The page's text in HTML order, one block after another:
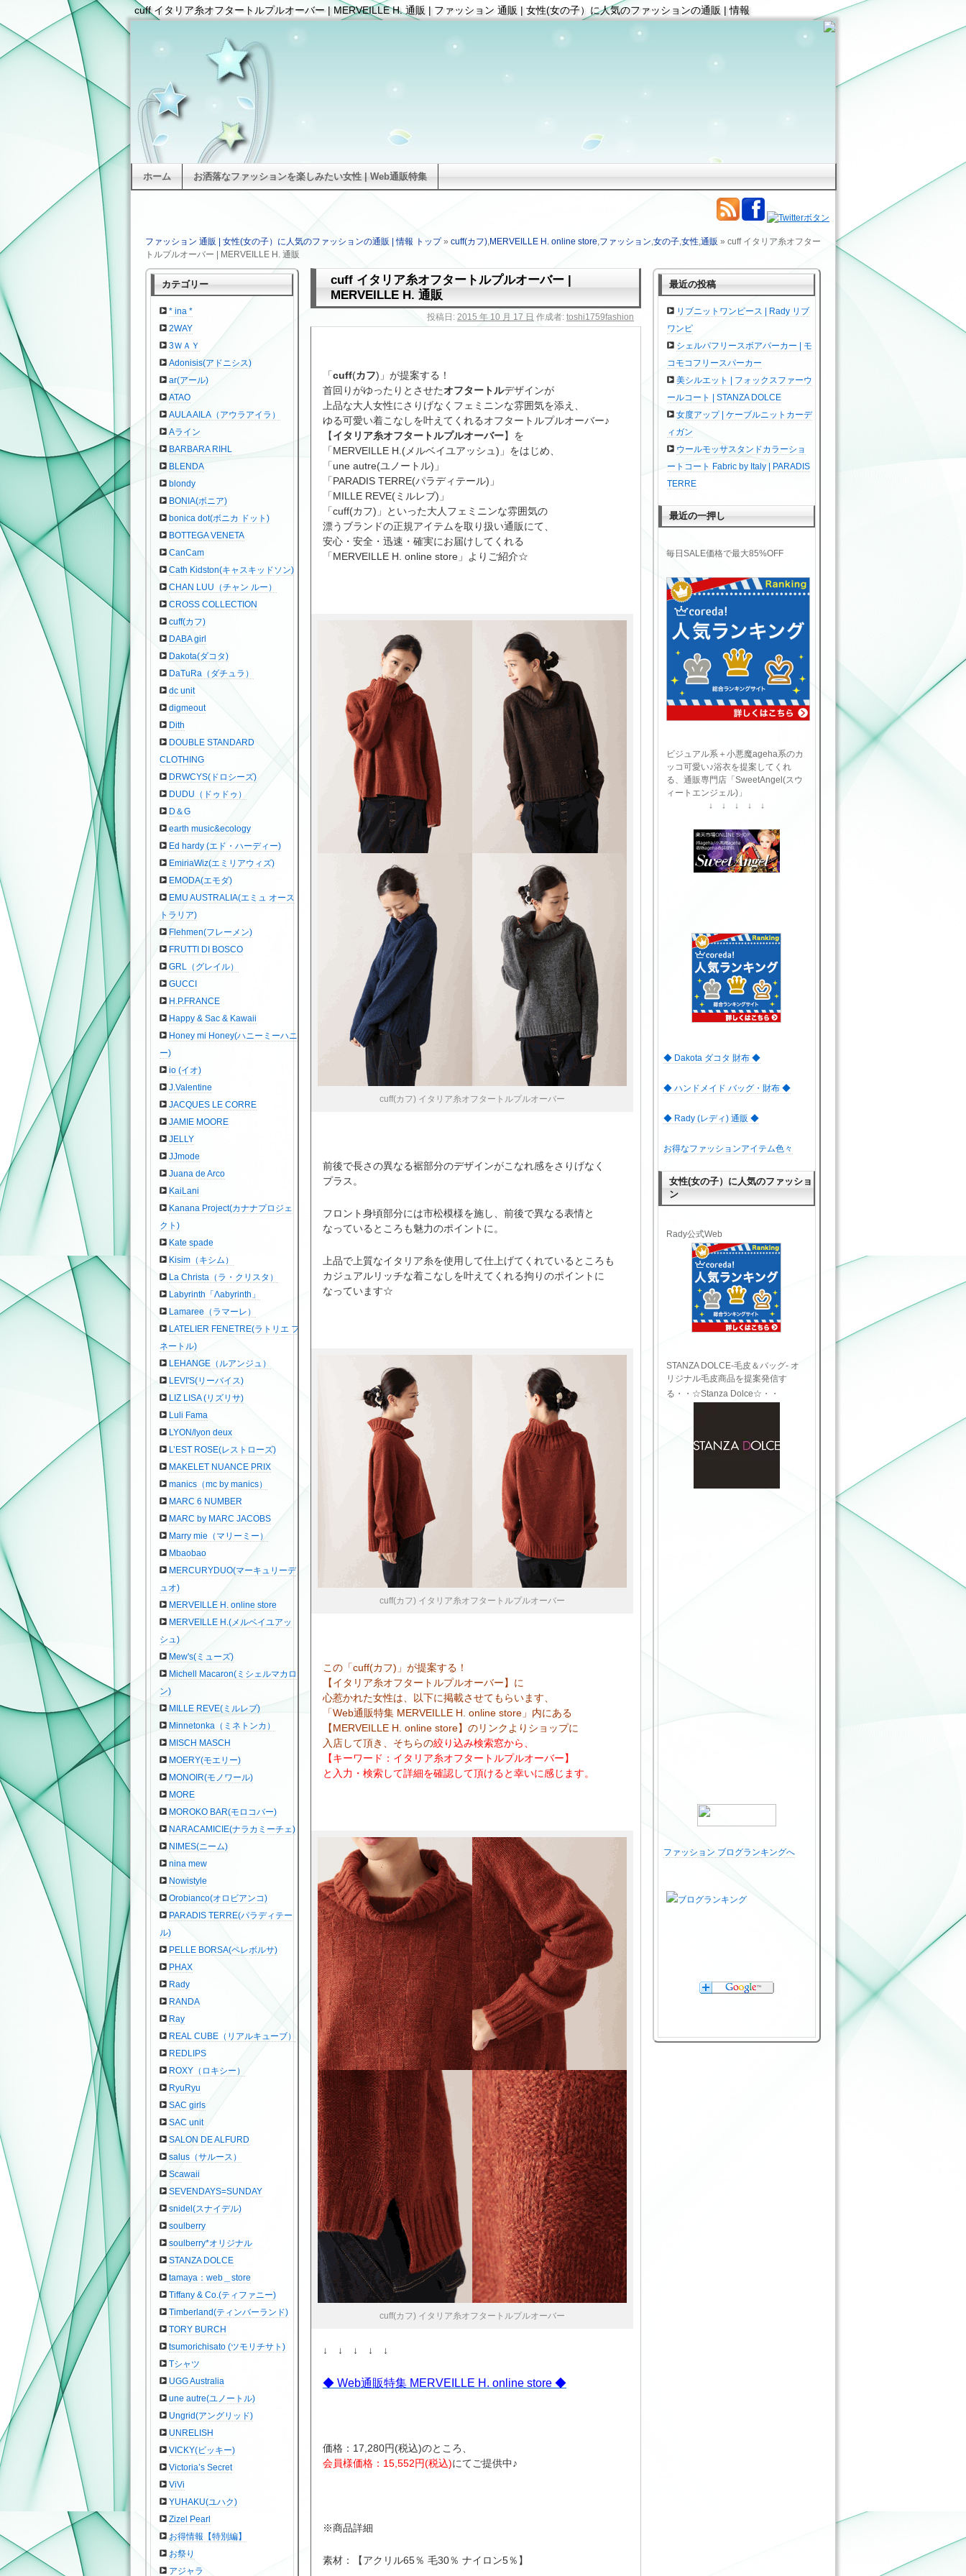
cuff イタリア糸オフタートルプルオーバー | MERVEILLE H. 通販 | ファッション 通販 | 女性(女の子）に人気のファッションの通販 | 情報
ファッション 通販 | 女性(女の子）に人気のファッションの通販 | 情報 トップ» cuff(カフ),MERVEILLE H. online store,ファッション,女の子,女性,通販 » cuff イタリア糸オフター
トルプルオーバー | MERVEILLE H. 通販
cuff イタリア糸オフタートルプルオーバー |
MERVEILLE H. 通販
投稿日: 2015 年 10 月 17 日 作成者: toshi1759fashion
「cuff(カフ)」が提案する！
首回りがゆったりとさせたオフタートルデザインが
上品な大人女性にさりげなくフェミニンな雰囲気を添え、
ゆる可愛い着こなしを叶えてくれるオフタートルプルオーバー♪
【イタリア糸オフタートルプルオーバー】を
「MERVEILLE H.(メルベイユアッシュ)」をはじめ、
「une autre(ユノートル)」
「PARADIS TERRE(パラディテール)」
「MILLE REVE(ミルレブ)」
「cuff(カフ)」といった大人フェミニンな雰囲気の
漂うブランドの正規アイテムを取り扱い通販にて、
安心・安全・迅速・確実にお届けしてくれる
「MERVEILLE H. online store」よりご紹介☆
cuff(カフ) イタリア糸オフタートルプルオーバー
前後で長さの異なる裾部分のデザインがこなれ感をさりげなく
プラス。
フロント身頃部分には市松模様を施し、前後で異なる表情と
なっているところも魅力のポイントに。
上品で上質なイタリア糸を使用して仕上げてくれているところも
カジュアルリッチな着こなしを叶えてくれる拘りのポイントに
なっています☆
cuff(カフ) イタリア糸オフタートルプルオーバー
この「cuff(カフ)」が提案する！
【イタリア糸オフタートルプルオーバー】に
心惹かれた女性は、以下に掲載させてもらいます、
「Web通販特集 MERVEILLE H. online store」内にある
【MERVEILLE H. online store】のリンクよりショップに
入店して頂き、そちらの絞り込み検索窓から、
【キーワード：イタリア糸オフタートルプルオーバー】
と入力・検索して詳細を確認して頂けると幸いに感じます。
cuff(カフ) イタリア糸オフタートルプルオーバー
↓ ↓ ↓ ↓ ↓
◆ Web通販特集 MERVEILLE H. online store ◆
価格：17,280円(税込)のところ、
会員様価格：15,552円(税込)にてご提供中♪
※商品詳細
素材：【アクリル65％ 毛30％ ナイロン5％】
最近の投稿
リブニットワンピース | Rady リブ
ワンピ
シェルパフリースボアパーカー | モ
コモコフリースパーカー
美シルエット | フォックスファーウ
ールコート | STANZA DOLCE
女度アップ | ケーブルニットカーデ
ィガン
ウールモッサスタンドカラーショ
ートコート Fabric by Italy | PARADIS
TERRE
最近の一押し
毎日SALE価格で最大85%OFF
ビジュアル系＋小悪魔ageha系のカ
ッコ可愛い♪浴衣を提案してくれ
る、通販専門店「SweetAngel(スウ
ィートエンジェル)」
↓ ↓ ↓ ↓ ↓
◆ Dakota ダコタ 財布 ◆
◆ ハンドメイド バッグ・財布 ◆
◆ Rady (レディ) 通販 ◆
お得なファッションアイテム色々
女性(女の子）に人気のファッショ
ン
Rady公式Web
STANZA DOLCE-毛皮＆バッグ- オ
リジナル毛皮商品を提案発信す
る・・☆Stanza Dolce☆・・
ファッション ブログランキングへ
カテゴリー
* ina *
2WAY
3ＷＡＹ
Adonisis(アドニシス)
ar(アール)
ATAO
AULA AILA（アウラアイラ）
Aライン
BARBARA RIHL
BLENDA
blondy
BONIA(ボニア)
bonica dot(ボニカ ドット)
BOTTEGA VENETA
CanCam
Cath Kidston(キャスキッドソン)
CHAN LUU（チャン ルー）
CROSS COLLECTION
cuff(カフ)
DABA girl
Dakota(ダコタ)
DaTuRa（ダチュラ）
dc unit
digmeout
Dith
DOUBLE STANDARD
CLOTHING
DRWCYS(ドロシーズ)
DUDU（ドゥドゥ）
D＆G
earth music&ecology
Ed hardy (エド・ハーディー)
EmiriaWiz(エミリアウィズ)
EMODA(エモダ)
EMU AUSTRALIA(エミュ オース
トラリア)
Flehmen(フレーメン)
FRUTTI DI BOSCO
GRL（グレイル）
GUCCI
H.P.FRANCE
Happy & Sac & Kawaii
Honey mi Honey(ハニーミーハニ
ー)
io (イオ)
J.Valentine
JACQUES LE CORRE
JAMIE MOORE
JELLY
JJmode
Juana de Arco
KaiLani
Kanana Project(カナナプロジェ
クト)
Kate spade
Kisim（キシム）
La Christa（ラ・クリスタ）
Labyrinth「Λabyrinth」
Lamaree（ラマーレ）
LATELIER FENETRE(ラトリエ フ
ネートル)
LEHANGE（ルアンジュ）
LEVI'S(リーバイス)
LIZ LISA (リズリサ)
Luli Fama
LYON/lyon deux
L’EST ROSE(レストローズ)
MAKELET NUANCE PRIX
manics（mc by manics）
MARC 6 NUMBER
MARC by MARC JACOBS
Marry mie（マリーミー）
Mbaobao
MERCURYDUO(マーキュリーデ
ュオ)
MERVEILLE H. online store
MERVEILLE H.(メルベイユアッ
シュ)
Mew's(ミューズ)
Michell Macaron(ミシェルマカロ
ン)
MILLE REVE(ミルレブ)
Minnetonka（ミネトンカ）
MISCH MASCH
MOERY(モエリー)
MONOIR(モノワール)
MORE
MOROKO BAR(モロコバー)
NARACAMICIE(ナラカミーチェ)
NIMES(ニーム)
nina mew
Nowistyle
Orobianco(オロビアンコ)
PARADIS TERRE(パラディテー
ル)
PELLE BORSA(ペレボルサ)
PHAX
Rady
RANDA
Ray
REAL CUBE（リアルキューブ）
REDLIPS
ROXY（ロキシー）
RyuRyu
SAC girls
SAC unit
SALON DE ALFURD
salus（サルース）
Scawaii
SEVENDAYS=SUNDAY
snidel(スナイデル)
soulberry
soulberry*オリジナル
STANZA DOLCE
tamaya：web＿store
Tiffany & Co.(ティファニー)
Timberland(ティンバーランド)
TORY BURCH
tsumorichisato (ツモリチサト)
Tシャツ
UGG Australia
une autre(ユノートル)
Ungrid(アングリッド)
UNRELISH
VICKY(ビッキー)
Victoria’s Secret
ViVi
YUHAKU(ユハク)
Zizel Pearl
お得情報【特別編】
お祭り
アジャラ
ホーム お洒落なファッションを楽しみたい女性 | Web通販特集